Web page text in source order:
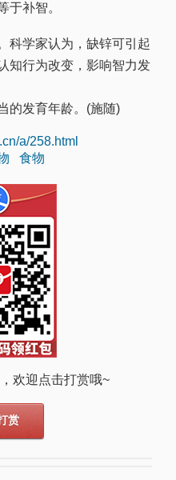
于补智。
科学家认为，缺锌可引起
知行为改变，影响智力发
的发育年龄。(施随)
a/258.html
食物
欢迎点击打赏哦~
赏